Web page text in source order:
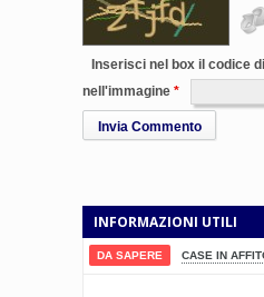
Inserisci nel box il codice
nell'immagine
Invia Commento
INFORMAZIONI UTILI
DA SAPERE CASE IN